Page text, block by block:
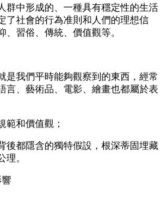
群中形成的、一種具有穩定性的生活
了社會的行為准則和人們的理想信
、習俗、傳統、價值觀等。
是我們平時能夠觀察到的東西，經常
言、藝術品、電影、繪畫也都屬於表
範和價值觀；
後都隱含的獨特假設，根深蒂固埋藏
理。
響